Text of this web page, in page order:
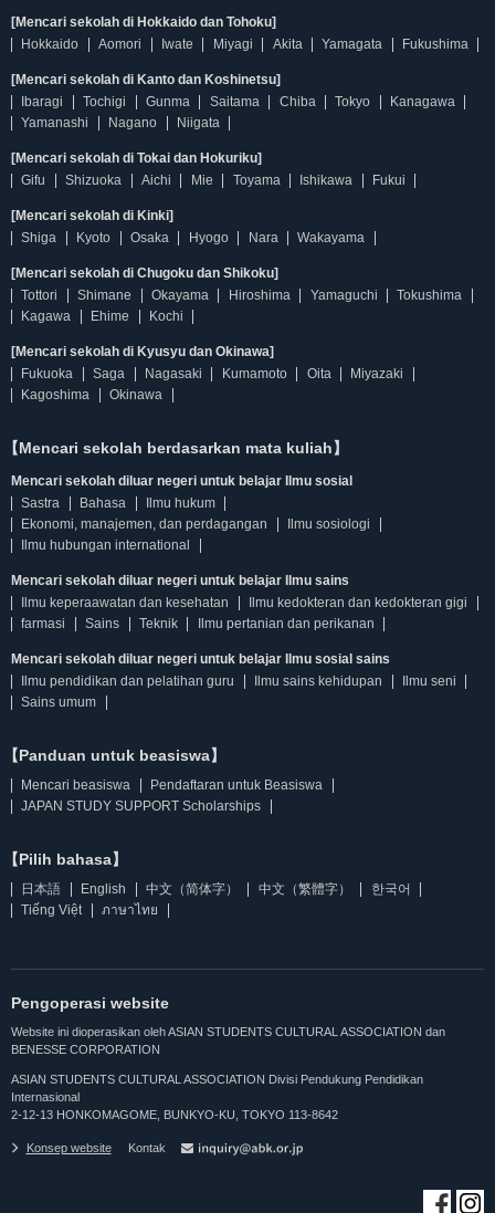
[Mencari sekolah di Hokkaido dan Tohoku]
Hokkaido
Aomori Iwate Miyagi Akita Yamagata Fukushima
[Mencari sekolah di Kanto dan Koshinetsu]
Ibaragi
Tochigi Gunma Saitama Chiba Tokyo
Kanagawa
Yamanashi
Nagano Niigata
[Mencari sekolah di Tokai dan Hokuriku]
Gifu
Shizuoka Aichi Mie Toyama Ishikawa Fukui
[Mencari sekolah di Kinki]
Shiga
Kyoto Osaka Hyogo Nara Wakayama
[Mencari sekolah di Chugoku dan Shikoku]
Tottori
Shimane Okayama Hiroshima Yamaguchi
Tokushima
Kagawa
Ehime Kochi
[Mencari sekolah di Kyusyu dan Okinawa]
Fukuoka
Saga Nagasaki Kumamoto Oita
Miyazaki
Kagoshima
Okinawa
【Mencari sekolah berdasarkan mata kuliah】
Mencari sekolah diluar negeri untuk belajar Ilmu sosial
Sastra
Bahasa
Ilmu hukum
Ekonomi, manajemen, dan perdagangan
Ilmu sosiologi
Ilmu hubungan international
Mencari sekolah diluar negeri untuk belajar Ilmu sains
Ilmu keperaawatan dan kesehatan
Ilmu kedokteran dan kedokteran gigi
farmasi
Sains Teknik Ilmu pertanian dan perikanan
Mencari sekolah diluar negeri untuk belajar Ilmu sosial sains
Ilmu pendidikan dan pelatihan guru
Ilmu sains kehidupan
Ilmu seni
Sains umum
【Panduan untuk beasiswa】
Mencari beasiswa
Pendaftaran untuk Beasiswa
JAPAN STUDY SUPPORT Scholarships
【Pilih bahasa】
日本語 English 中文（简体字） 中文（繁體字）
한국어
Tiếng Việt
ภาษาไทย
Pengoperasi website
Website ini dioperasikan oleh ASIAN STUDENTS CULTURAL ASSOCIATION dan
BENESSE CORPORATION
ASIAN STUDENTS CULTURAL ASSOCIATION Divisi Pendukung Pendidikan
Internasional
2-12-13 HONKOMAGOME, BUNKYO-KU, TOKYO 113-8642
Konsep website Kontak